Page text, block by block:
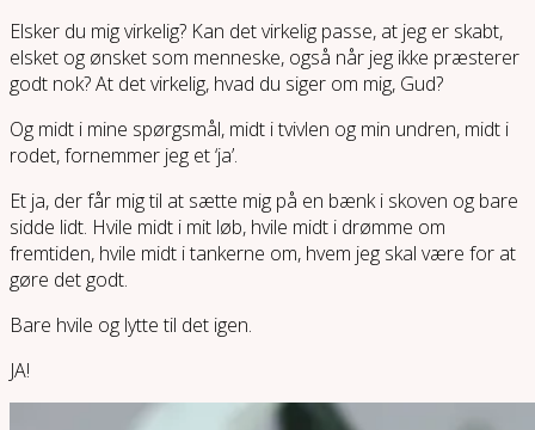
Elsker du mig virkelig? Kan det virkelig passe, at jeg er skabt,
elsket og ønsket som menneske, også når jeg ikke præsterer
godt nok? At det virkelig, hvad du siger om mig, Gud?
Og midt i mine spørgsmål, midt i tvivlen og min undren, midt i
rodet, fornemmer jeg et ‘ja’.
Et ja, der får mig til at sætte mig på en bænk i skoven og bare
sidde lidt. Hvile midt i mit løb, hvile midt i drømme om
fremtiden, hvile midt i tankerne om, hvem jeg skal være for at
gøre det godt.
Bare hvile og lytte til det igen.
JA!